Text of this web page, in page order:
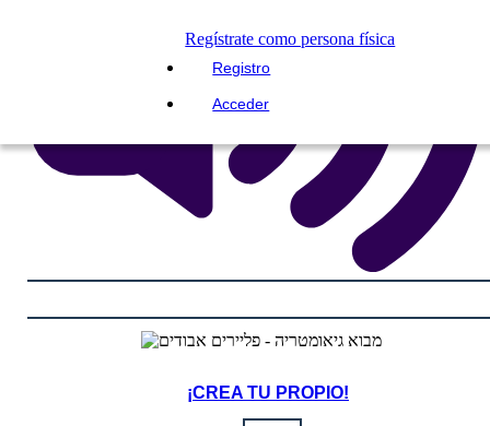
Regístrate como persona física
Registro
Acceder
¡CREA TU PROPIO!